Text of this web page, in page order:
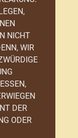
NICHT
WIR
DER
ODER